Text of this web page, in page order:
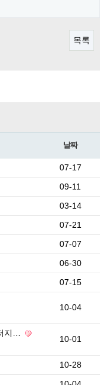
목록
날짜
07-17
09-11
03-14
07-21
07-07
06-30
07-15
10-04
지…
10-01
10-28